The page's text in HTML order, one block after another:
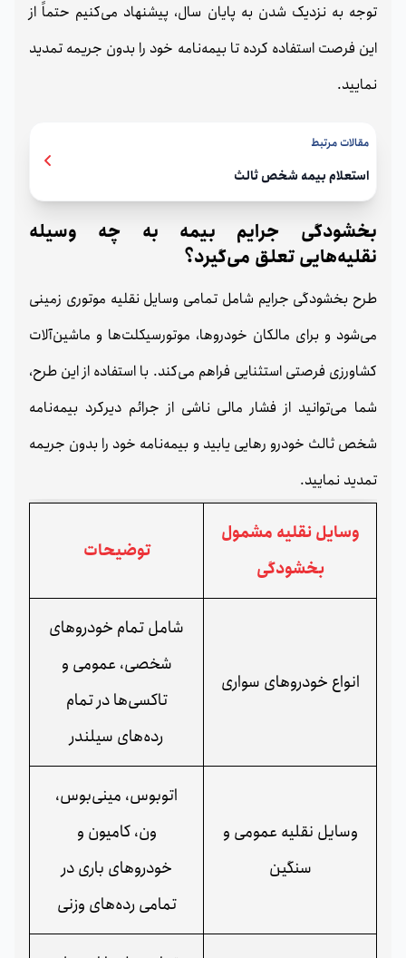
توجه به نزدیک شدن به پایان سال، پیشنهاد می‌کنیم حتماً از
این فرصت استفاده کرده تا بیمه‌نامه خود را بدون جریمه تمدید
نمایید.
مقالات مرتبط
استعلام بیمه شخص ثالث
بخشودگی جرایم بیمه به چه وسیله
نقلیه‌هایی تعلق می‌گیرد؟
طرح بخشودگی جرایم شامل تمامی وسایل نقلیه موتوری زمینی
می‌شود و برای مالکان خودروها، موتورسیکلت‌ها و ماشین‌آلات
کشاورزی فرصتی استثنایی فراهم می‌کند. با استفاده از این طرح،
شما می‌توانید از فشار مالی ناشی از جرائم دیرکرد بیمه‌نامه
شخص ثالث خودرو رهایی یابید و بیمه‌نامه خود را بدون جریمه
تمدید نمایید.
وسایل نقلیه مشمول
بخشودگی
توضیحات
انواع خودروهای سواری
شامل تمام خودروهای
شخصی، عمومی و
تاکسی‌ها در تمام
رده‌های سیلندر
وسایل نقلیه عمومی و
سنگین
اتوبوس، مینی‌بوس،
ون، کامیون و
خودروهای باری در
تمامی رده‌های وزنی